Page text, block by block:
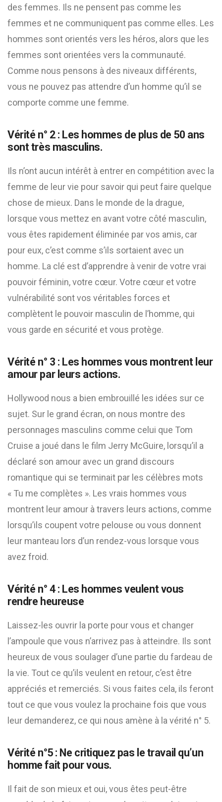
des femmes. Ils ne pensent pas comme les
femmes et ne communiquent pas comme elles. Les
hommes sont orientés vers les héros, alors que les
femmes sont orientées vers la communauté.
Comme nous pensons à des niveaux différents,
vous ne pouvez pas attendre d’un homme qu’il se
comporte comme une femme.
Vérité n° 2 : Les hommes de plus de 50 ans
sont très masculins.
Ils n’ont aucun intérêt à entrer en compétition avec la
femme de leur vie pour savoir qui peut faire quelque
chose de mieux. Dans le monde de la drague,
lorsque vous mettez en avant votre côté masculin,
vous êtes rapidement éliminée par vos amis, car
pour eux, c’est comme s’ils sortaient avec un
homme. La clé est d’apprendre à venir de votre vrai
pouvoir féminin, votre cœur. Votre cœur et votre
vulnérabilité sont vos véritables forces et
complètent le pouvoir masculin de l’homme, qui
vous garde en sécurité et vous protège.
Vérité n° 3 : Les hommes vous montrent leur
amour par leurs actions.
Hollywood nous a bien embrouillé les idées sur ce
sujet. Sur le grand écran, on nous montre des
personnages masculins comme celui que Tom
Cruise a joué dans le film Jerry McGuire, lorsqu’il a
déclaré son amour avec un grand discours
romantique qui se terminait par les célèbres mots
« Tu me complètes ». Les vrais hommes vous
montrent leur amour à travers leurs actions, comme
lorsqu’ils coupent votre pelouse ou vous donnent
leur manteau lors d’un rendez-vous lorsque vous
avez froid.
Vérité n° 4 : Les hommes veulent vous
rendre heureuse
Laissez-les ouvrir la porte pour vous et changer
l’ampoule que vous n’arrivez pas à atteindre. Ils sont
heureux de vous soulager d’une partie du fardeau de
la vie. Tout ce qu’ils veulent en retour, c’est être
appréciés et remerciés. Si vous faites cela, ils feront
tout ce que vous voulez la prochaine fois que vous
leur demanderez, ce qui nous amène à la vérité n° 5.
Vérité n°5 : Ne critiquez pas le travail qu’un
homme fait pour vous.
Il fait de son mieux et oui, vous êtes peut-être